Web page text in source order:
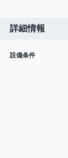
詳細情報
設備条件